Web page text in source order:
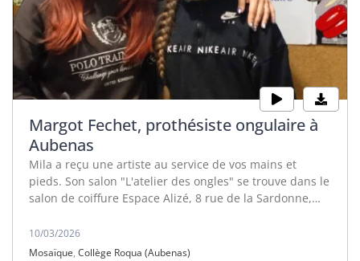
Margot Fechet, prothésiste ongulaire à
Aubenas
Mila a reçu une artiste au service de vos mains et
pieds. Son salon "L'atelier des ongles" se trouve dans le
salon de coiffure Espace Alizé, 8 rue de la Sardonne,
10/03/2026
Mosaïque, Collège Roqua (Aubenas)